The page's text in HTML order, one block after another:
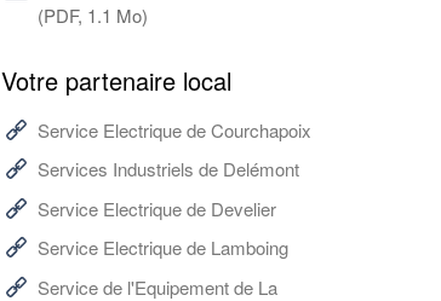
(PDF, 1.1 Mo)
Votre partenaire local
Service Electrique de Courchapoix
Services Industriels de Delémont
Service Electrique de Develier
Service Electrique de Lamboing
Service de l'Equipement de La